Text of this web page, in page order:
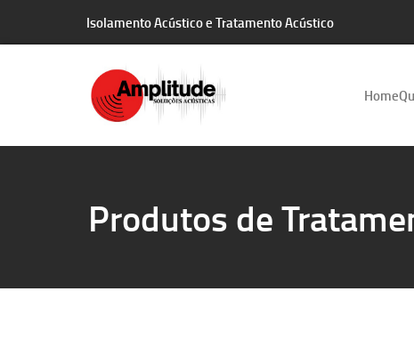
Isolamento Acústico e Tratamento Acústico
Home
Produtos de